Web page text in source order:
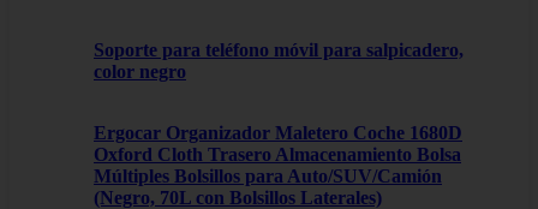
Soporte para teléfono móvil para salpicadero,
color negro
Ergocar Organizador Maletero Coche 1680D
Oxford Cloth Trasero Almacenamiento Bolsa
Múltiples Bolsillos para Auto/SUV/Camión
(Negro, 70L con Bolsillos Laterales)